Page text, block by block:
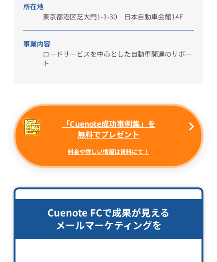
所在地
東京都港区芝大門1-1-30 日本自動車会館14F
事業内容
ロードサービスを中心とした自動車関連のサポー
ト
「Cuenote成功事例集」を
無料でプレゼント
料金や詳しい情報は資料にて！
Cuenote FCで成果が見える
メールマーケティングを